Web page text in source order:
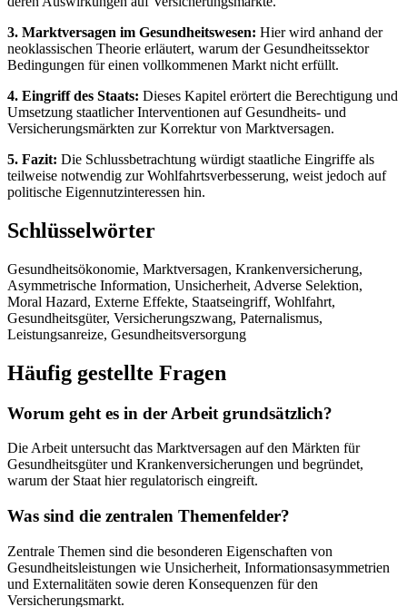
3. Marktversagen im Gesundheitswesen: Hier wird anhand der
neoklassischen Theorie erläutert, warum der Gesundheitssektor
Bedingungen für einen vollkommenen Markt nicht erfüllt.
4. Eingriff des Staats: Dieses Kapitel erörtert die Berechtigung und
Umsetzung staatlicher Interventionen auf Gesundheits- und
Versicherungsmärkten zur Korrektur von Marktversagen.
5. Fazit: Die Schlussbetrachtung würdigt staatliche Eingriffe als
teilweise notwendig zur Wohlfahrtsverbesserung, weist jedoch auf
politische Eigennutzinteressen hin.
Schlüsselwörter
Gesundheitsökonomie, Marktversagen, Krankenversicherung,
Asymmetrische Information, Unsicherheit, Adverse Selektion,
Moral Hazard, Externe Effekte, Staatseingriff, Wohlfahrt,
Gesundheitsgüter, Versicherungszwang, Paternalismus,
Leistungsanreize, Gesundheitsversorgung
Häufig gestellte Fragen
Worum geht es in der Arbeit grundsätzlich?
Die Arbeit untersucht das Marktversagen auf den Märkten für
Gesundheitsgüter und Krankenversicherungen und begründet,
warum der Staat hier regulatorisch eingreift.
Was sind die zentralen Themenfelder?
Zentrale Themen sind die besonderen Eigenschaften von
Gesundheitsleistungen wie Unsicherheit, Informationsasymmetrien
und Externalitäten sowie deren Konsequenzen für den
Versicherungsmarkt.